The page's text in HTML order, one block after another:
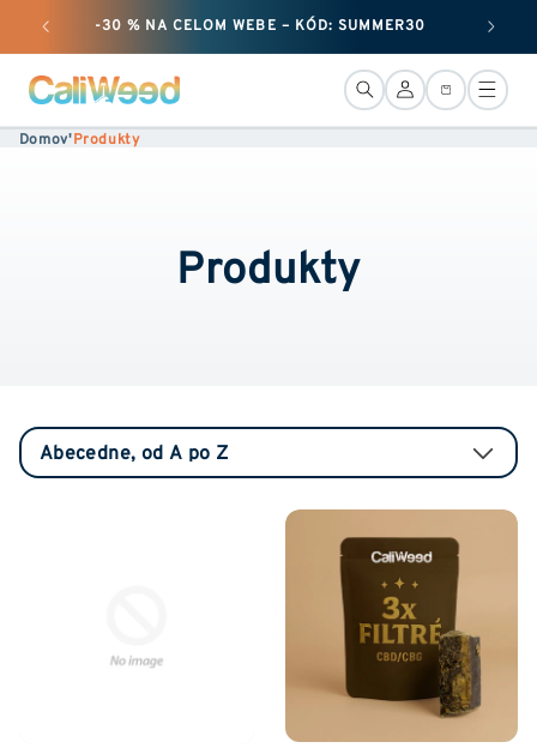
a prejsť
na obsah
-30 % NA CELOM WEBE – KÓD: SUMMER30
Pripojenie
Košík
Domov'Produkty
Produkty